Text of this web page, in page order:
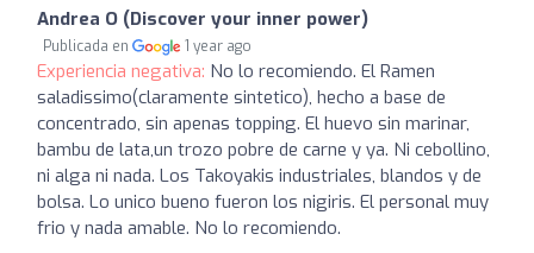
Andrea O (Discover your inner power)
Publicada en 1 year ago
Experiencia negativa: No lo recomiendo. El Ramen
saladissimo(claramente sintetico), hecho a base de
concentrado, sin apenas topping. El huevo sin marinar,
bambu de lata,un trozo pobre de carne y ya. Ni cebollino,
ni alga ni nada. Los Takoyakis industriales, blandos y de
bolsa. Lo unico bueno fueron los nigiris. El personal muy
frio y nada amable. No lo recomiendo.